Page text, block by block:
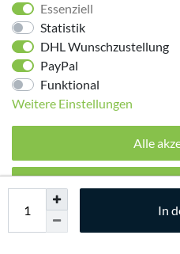
In
© 2026 made by
Essenziell
Statistik
DHL Wunschzustellung
PayPal
Funktional
Weitere Einstellungen
Alle